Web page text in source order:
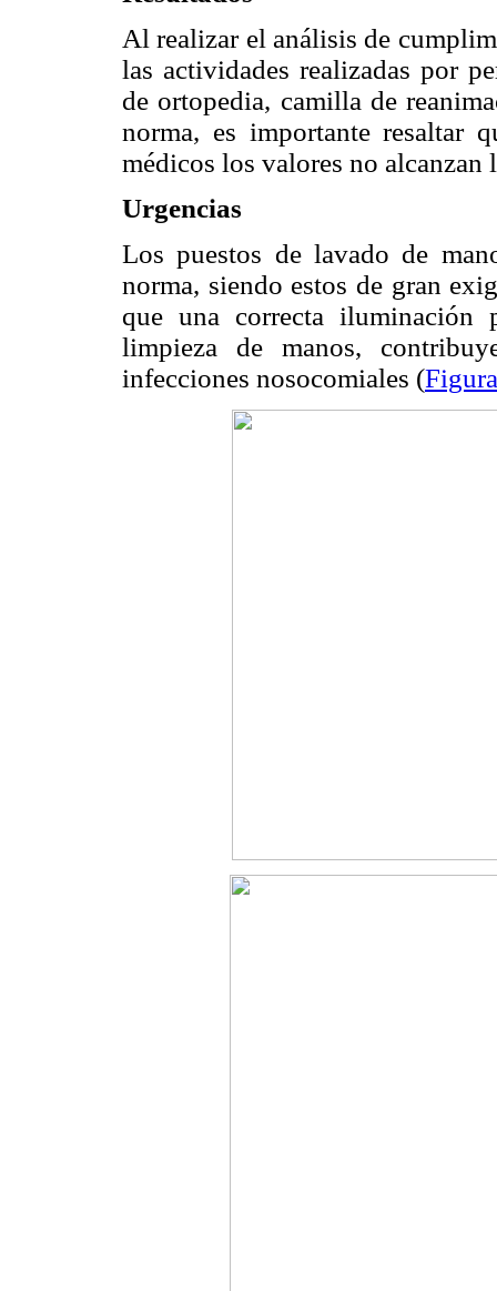
Al realizar el análisis de
las actividades realizadas por
de ortopedia, camilla de
norma, es importante resaltar
médicos los valores no
Urgencias
Los puestos de lavado de
norma, siendo estos de gran
que una correcta iluminación
limpieza de manos,
infecciones nosocomiales (